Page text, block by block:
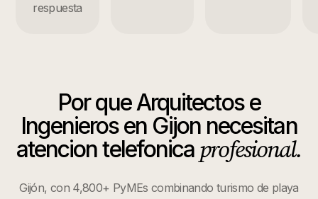
respuesta
Por queArquitectos e
Ingenierosen Gijonnecesitan
atencion telefonica profesional.
Gijón, con 4,800+ PyMEs combinando turismo de playa